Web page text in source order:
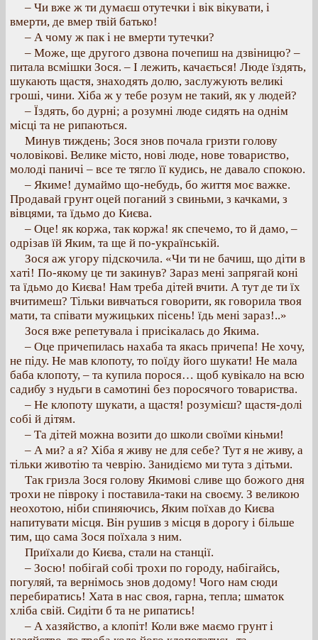
– Чи вже ж ти думаєш отутечки і вік вікувати, і
вмерти, де вмер твій батько!
– А чому ж пак і не вмерти тутечки?
– Може, ще другого дзвона почепиш на дзвіницю? –
питала всмішки Зося. – І лежить, качається! Люде їздять,
шукають щастя, знаходять долю, заслужують великі
гроші, чини. Хіба ж у тебе розум не такий, як у людей?
– Їздять, бо дурні; а розумні люде сидять на однім
місці та не рипаються.
Минув тиждень; Зося знов почала гризти голову
чоловікові. Велике місто, нові люде, нове товариство,
молоді паничі – все те тягло її кудись, не давало спокою.
– Якиме! думаймо що-небудь, бо життя моє важке.
Продавай грунт оцей поганий з свиньми, з качками, з
вівцями, та їдьмо до Києва.
– Оце! як коржа, так коржа! як спечемо, то й дамо, –
одрізав їй Яким, та ще й по-українській.
Зося аж угору підскочила. «Чи ти не бачиш, що діти в
хаті! По-якому це ти закинув? Зараз мені запрягай коні
та їдьмо до Києва! Нам треба дітей вчити. А тут де ти їх
вчитимеш? Тільки вивчаться говорити, як говорила твоя
мати, та співати мужицьких пісень! їдь мені зараз!..»
Зося вже репетувала і присікалась до Якима.
– Оце причепилась нахаба та якась причепа! Не хочу,
не піду. Не мав клопоту, то поїду його шукати! Не мала
баба клопоту, – та купила порося… щоб кувікало на всю
садибу з нудьги в самотині без поросячого товариства.
– Не клопоту шукати, а щастя! розумієш? щастя-долі
собі й дітям.
– Та дітей можна возити до школи своїми кіньми!
– А ми? а я? Хіба я живу не для себе? Тут я не живу, а
тільки животію та чеврію. Занидіємо ми тута з дітьми.
Так гризла Зося голову Якимові сливе що божого дня
трохи не півроку і поставила-таки на своєму. З великою
неохотою, ніби спиняючись, Яким поїхав до Києва
напитувати місця. Він рушив з місця в дорогу і більше
тим, що сама Зося поїхала з ним.
Приїхали до Києва, стали на станції.
– Зосю! побігай собі трохи по городу, набігайсь,
погуляй, та вернімось знов додому! Чого нам сюди
перебиратись! Хата в нас своя, гарна, тепла; шматок
хліба свій. Сидіти б та не рипатись!
– А хазяйство, а клопіт! Коли вже маємо грунт і